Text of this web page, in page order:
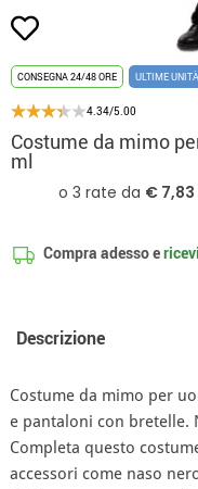
CONSEGNA 24/48 ORE ULTIME UNITÀ
4.34/5.00
Costume da mimo
ml
Compra adesso e
Descrizione
Costume da mimo per
e pantaloni con bretelle.
Completa questo
accessori come naso